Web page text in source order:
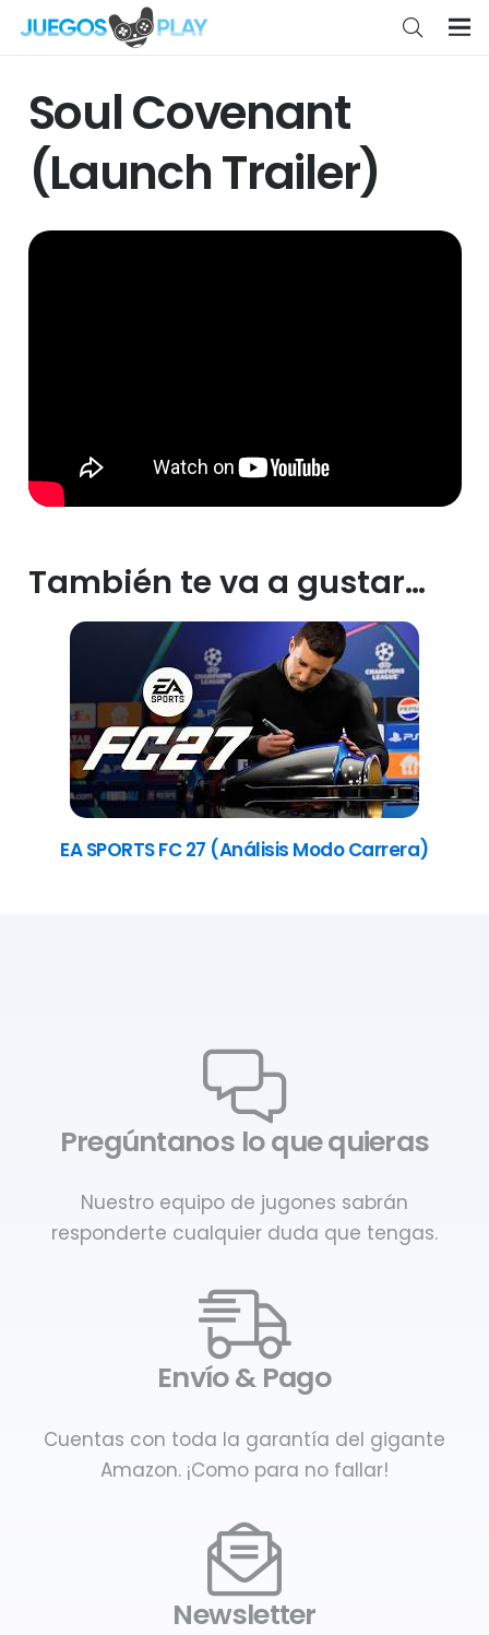
Soul Covenant
(Launch Trailer)
También te va a gustar…
EA SPORTS FC 27 (Análisis Modo Carrera)
Pregúntanos lo que quieras
Nuestro equipo de jugones sabrán
responderte cualquier duda que tengas.
Envío & Pago
Cuentas con toda la garantía del gigante
Amazon. ¡Como para no fallar!
Newsletter